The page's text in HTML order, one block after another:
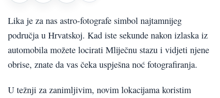
Lika je za nas astro-fotografe simbol najtamnijeg
područja u Hrvatskoj. Kad iste sekunde nakon izlaska iz
automobila možete locirati Mliječnu stazu i vidjeti njene
obrise, znate da vas čeka uspješna noć fotografiranja.
U težnji za zanimljivim, novim lokacijama koristim